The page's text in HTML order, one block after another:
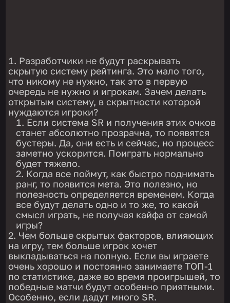
Разработчики не будут раскрывать
скрытую систему рейтинга. Это мало того,
что никому не нужно, так это в первую
очередь не нужно и игрокам. Зачем делать
открытым систему, в скрытности которой
нуждаются игроки?
Если система SR и получения этих очков
станет абсолютно прозрачна, то появятся
бустеры. Да, они есть и сейчас, но процесс
заметно ускорится. Поиграть нормально
будет тяжело.
Когда все поймут, как быстро поднимать
ранг, то появится мета. Это полезно, но
полезность определяется временем. Когда
все будут делать одно и то же, то какой
смысл играть, не получая кайфа от самой
игры?
Чем больше скрытых факторов, влияющих
на игру, тем больше игрок хочет
выкладываться на полную. Если вы играете
очень хорошо и постоянно занимаете ТОП-1
по статистике, даже во время проигрышей, то
победные матчи будут особенно приятными.
Особенно, если дадут много SR.